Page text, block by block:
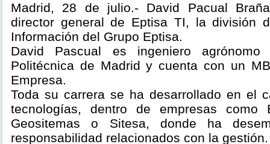
Madrid, 28 de julio.- David Pacual
director general de Eptisa TI, la división
Información del Grupo Eptisa.
David Pascual es ingeniero
Politécnica de Madrid y cuenta con un
Empresa.
Toda su carrera se ha desarrollado en el
tecnologías, dentro de empresas como
Geositemas o Sitesa, donde ha
responsabilidad relacionados con la gestión.